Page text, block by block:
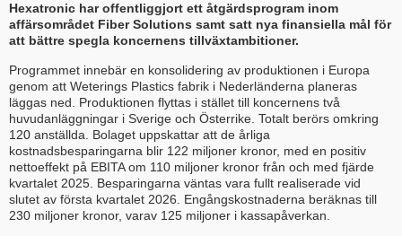
Hexatronic har offentliggjort ett åtgärdsprogram inom
affärsområdet Fiber Solutions samt satt nya finansiella mål för
att bättre spegla koncernens tillväxtambitioner.
Programmet innebär en konsolidering av produktionen i Europa
genom att Weterings Plastics fabrik i Nederländerna planeras
läggas ned. Produktionen flyttas i stället till koncernens två
huvudanläggningar i Sverige och Österrike. Totalt berörs omkring
120 anställda. Bolaget uppskattar att de årliga
kostnadsbesparingarna blir 122 miljoner kronor, med en positiv
nettoeffekt på EBITA om 110 miljoner kronor från och med fjärde
kvartalet 2025. Besparingarna väntas vara fullt realiserade vid
slutet av första kvartalet 2026. Engångskostnaderna beräknas till
230 miljoner kronor, varav 125 miljoner i kassapåverkan.